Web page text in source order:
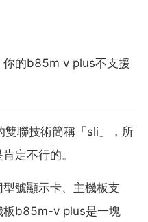
你的b85m v plus不支援
雙聯技術簡稱「sli」，所
定不行的。
號顯示卡、主機板支
板b85m-v plus是一塊